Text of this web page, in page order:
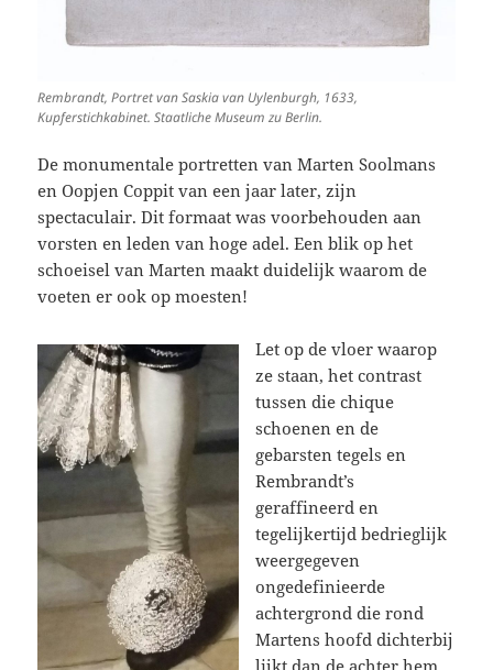
Rembrandt, Portret van Saskia van Uylenburgh, 1633,
Kupferstichkabinet. Staatliche Museum zu Berlin.
De monumentale portretten van Marten Soolmans
en Oopjen Coppit van een jaar later, zijn
spectaculair. Dit formaat was voorbehouden aan
vorsten en leden van hoge adel. Een blik op het
schoeisel van Marten maakt duidelijk waarom de
voeten er ook op moesten!
Let op de vloer waarop
ze staan, het contrast
tussen die chique
schoenen en de
gebarsten tegels en
Rembrandt’s
geraffineerd en
tegelijkertijd bedrieglijk
weergegeven
ongedefinieerde
achtergrond die rond
Martens hoofd dichterbij